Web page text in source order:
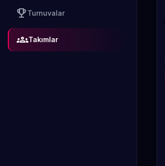
emoji_events Turnuvalar
groupsTakımlar